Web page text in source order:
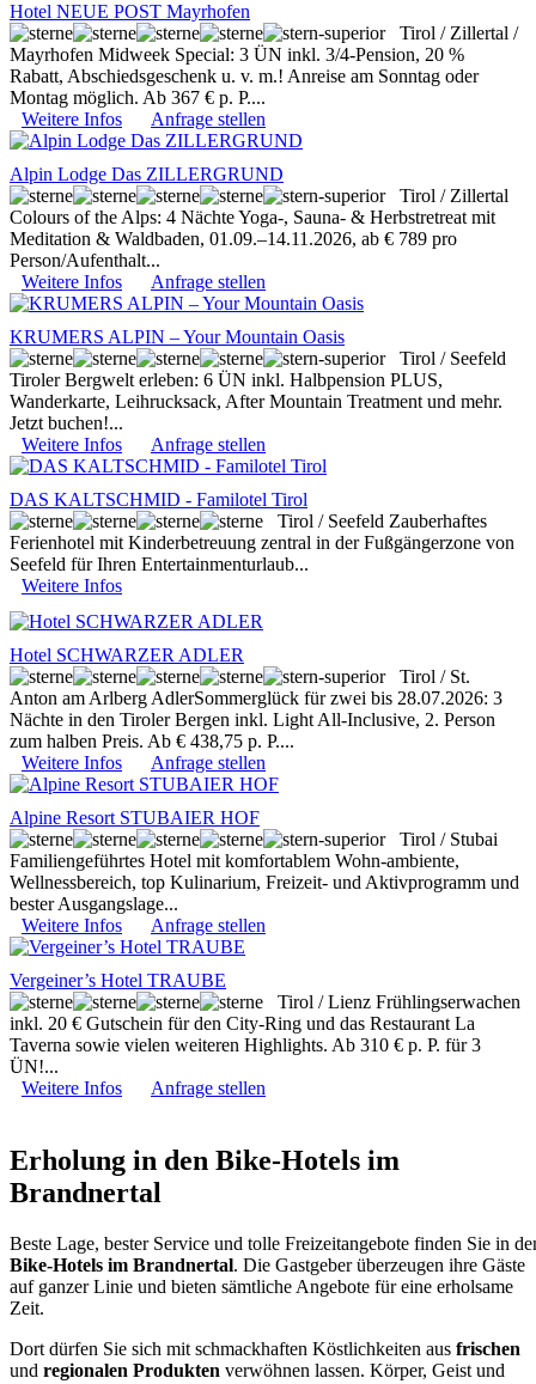
Hotel NEUE POST Mayrhofen
Tirol / Zillertal /
Mayrhofen Midweek Special: 3 ÜN inkl. 3/4-Pension, 20 %
Rabatt, Abschiedsgeschenk u. v. m.! Anreise am Sonntag oder
Montag möglich. Ab 367 € p. P....
Weitere Infos
Anfrage stellen
Alpin Lodge Das ZILLERGRUND
Tirol / Zillertal
Colours of the Alps: 4 Nächte Yoga-, Sauna- & Herbstretreat mit
Meditation & Waldbaden, 01.09.–14.11.2026, ab € 789 pro
Person/Aufenthalt...
Weitere Infos
Anfrage stellen
KRUMERS ALPIN – Your Mountain Oasis
Tirol / Seefeld
Tiroler Bergwelt erleben: 6 ÜN inkl. Halbpension PLUS,
Wanderkarte, Leihrucksack, After Mountain Treatment und mehr.
Jetzt buchen!...
Weitere Infos
Anfrage stellen
DAS KALTSCHMID - Familotel Tirol
Tirol / Seefeld Zauberhaftes
Ferienhotel mit Kinderbetreuung zentral in der Fußgängerzone von
Seefeld für Ihren Entertainmenturlaub...
Weitere Infos
Hotel SCHWARZER ADLER
Tirol / St.
Anton am ArlbergAdlerSommerglück für zwei bis 28.07.2026: 3
Nächte in den Tiroler Bergen inkl. Light All-Inclusive, 2. Person
zum halben Preis. Ab € 438,75 p. P....
Weitere Infos
Anfrage stellen
Alpine Resort STUBAIER HOF
Tirol / Stubai
Familiengeführtes Hotel mit komfortablem Wohn-ambiente,
Wellnessbereich, top Kulinarium, Freizeit- und Aktivprogramm und
bester Ausgangslage...
Weitere Infos
Anfrage stellen
Vergeiner’s Hotel TRAUBE
Tirol / Lienz Frühlingserwachen
inkl. 20 € Gutschein für den City-Ring und das Restaurant La
Taverna sowie vielen weiteren Highlights. Ab 310 € p. P. für 3
ÜN!...
Weitere Infos
Anfrage stellen
Erholung in den Bike-Hotels im
Brandnertal
Beste Lage, bester Service und tolle Freizeitangebote finden Sie in
Bike-Hotels im Brandnertal. Die Gastgeber überzeugen ihre Gäste
auf ganzer Linie und bieten sämtliche Angebote für eine erholsame
Zeit.
Dort dürfen Sie sich mit schmackhaften Köstlichkeiten aus frischen
und regionalen Produkten verwöhnen lassen. Körper, Geist und